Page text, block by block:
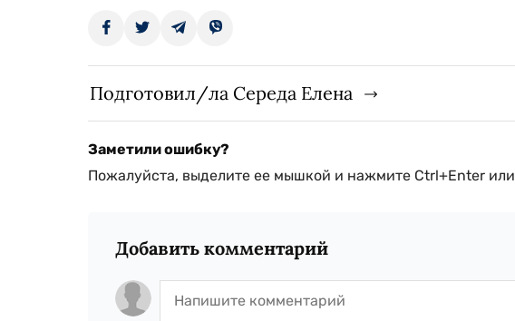
Подготовил/ла Середа Елена
Заметили ошибку?
Пожалуйста, выделите ее мышкой и нажмите Ctrl+Enter или
Добавить комментарий